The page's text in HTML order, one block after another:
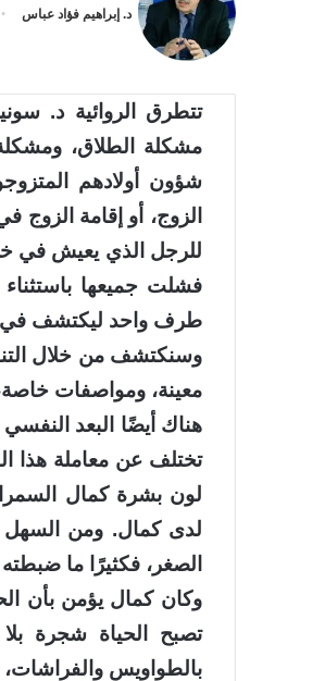
د. إبراهيم فؤاد عباس
تتطرق الروائية د.
مشكلة الطلاق،
شؤون أولادهم
الزوج، أو إقامة
للرجل الذي يعيش في
فشلت جميعها
طرف واحد ليكتشف في
وسنكتشف من خلال
معينة، ومواصفات
هناك أيضًا البعد
تختلف عن معاملة هذا
لون بشرة كمال
لدى كمال. ومن السهل
الصغر، فكثيرًا ما
وكان كمال يؤمن بأن
تصبح الحياة شجرة بلا
بالطواويس والفراشات،